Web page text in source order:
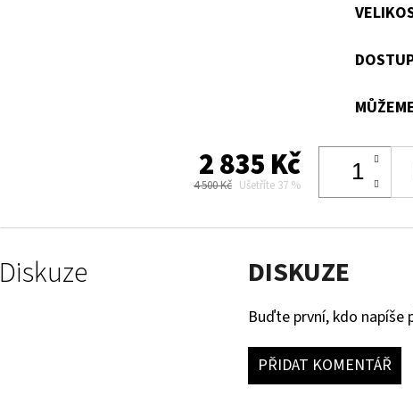
2 835 Kč
4 500 Kč Ušetříte 37 %
Diskuze DISKUZE
Buďte první, kdo napíše
PŘIDAT KOMENTÁŘ